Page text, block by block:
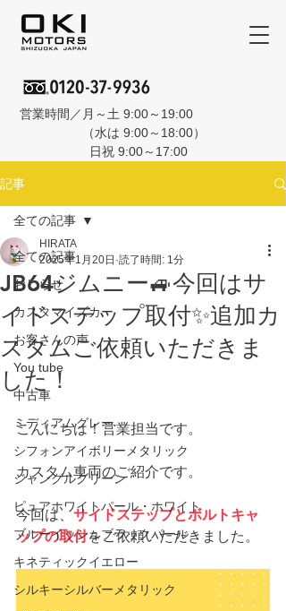
営業時間／月～土 9:00～19:00
（水は 9:00～18:00）
日祝 9:00～17:00
記事
全ての記事
おしらせ
カスタマイズカー
お客さんの声
You tube
中古車
ミディアムグレー
シフォンアイボリーメタリック
ジャングルグリーン
ピュアホワイトパール・ホワイト
ブルーイッシュブラックパール
キネティックイエロー
シルキーシルバーメタリック
全ての記事
JB64ジムニー🚙今回はサ
イドステップ取付✨追加カ
スタムご依頼いただきま
した！
HIRATA
2025年1月20日 読了時間: 1分
こんにちは！営業担当です。
カスタム車両のご紹介です。
今回は、サイドステップとボルトキャ
ップの取付をご依頼いただきました。